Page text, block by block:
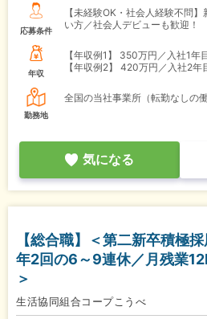
応募条件
【未経験OK・社会人経験不問
い方／社会人デビューも歓迎！
年収
【年収例1】
350万円／入社1年
【年収例2】
420万円／入社2年
勤務地
全国の当社事業所（転勤なしの
気になる
【総合職】＜第二新卒積極
年2回の6～9連休／月残業
＞
生活協同組合コープこうべ